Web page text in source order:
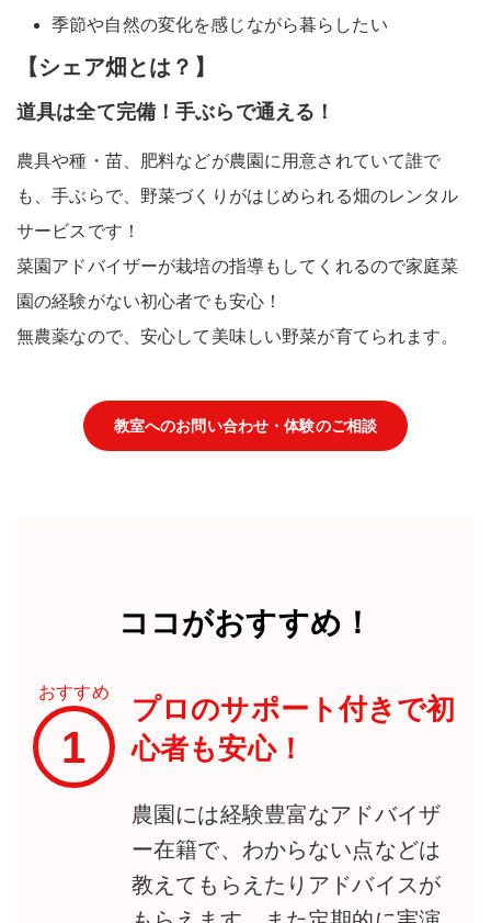
季節や自然の変化を感じながら暮らしたい
【シェア畑とは？】
道具は全て完備！手ぶらで通える！
農具や種・苗、肥料などが農園に用意されていて誰で
も、手ぶらで、 野菜づくりがはじめられる畑のレンタル
サービス です！
菜園アドバイザーが栽培の指導もしてくれるので家庭菜
園の経験がない初心者でも安心！
無農薬なので、安心して美味しい野菜が育てられます。
教室へのお問い合わせ・体験のご相談
ココがおすすめ！
おすすめ
1
プロのサポート付きで初
心者も安心！
農園には経験豊富なアドバイザ
ー在籍で、わからない点などは
教えてもらえたりアドバイスが